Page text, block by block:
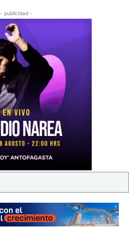
- publicidad -